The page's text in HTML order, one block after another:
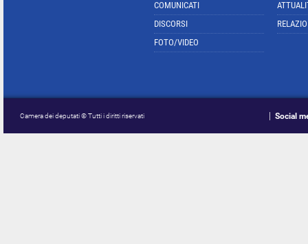
COMUNICATI
DISCORSI
FOTO/VIDEO
Camera dei deputati © Tutti i diritti riservati Social